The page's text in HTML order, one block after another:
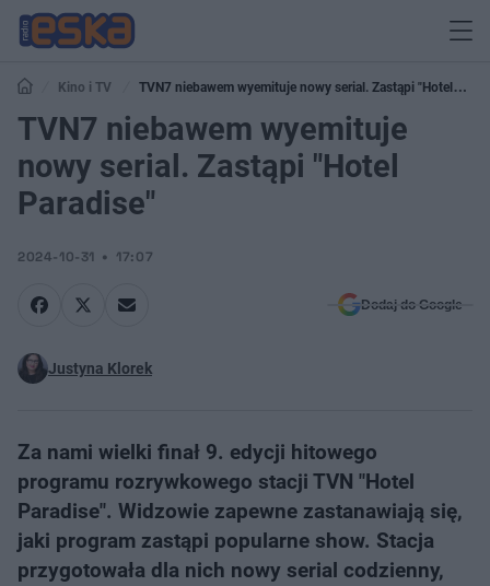
Kino i TV
TVN7 niebawem wyemituje nowy serial. Zastąpi "Hotel
Paradise"
TVN7 niebawem wyemituje
nowy serial. Zastąpi "Hotel
Paradise"
2024-10-31 17:07
Dodaj do Google
Justyna Klorek
Za nami wielki finał 9. edycji hitowego
programu rozrywkowego stacji TVN "Hotel
Paradise". Widzowie zapewne zastanawiają się,
jaki program zastąpi popularne show. Stacja
przygotowała dla nich nowy serial codzienny,